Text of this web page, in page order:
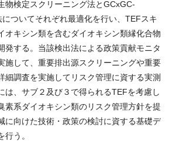
検定スクリーニング法とGCxGC-
ついてそれぞれ最適化を行い、TEFスキ
オキシン類を含むダイオキシン類縁化合物
発する。当該検出法による政策貢献モニタ
施して、重要排出源スクリーニングや重要
細調査を実施してリスク管理に資する実測
は、サブ２及び３で得られるTEFを考慮し
素系ダイオキシン類のリスク管理方針を提
に向けた技術・政策の検討に資する基礎デ
う。